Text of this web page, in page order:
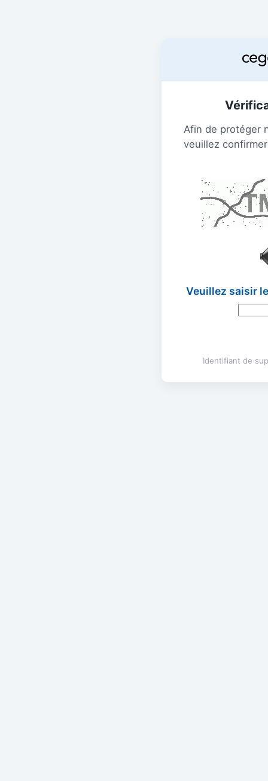
Afin de protéger
veuillez
Veuillez saisir
Identifiant de